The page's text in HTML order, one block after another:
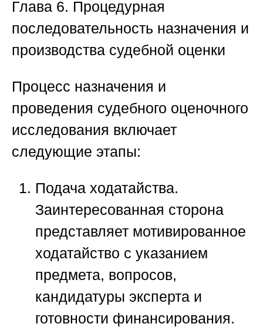
Глава 6. Процедурная
последовательность назначения и
производства судебной оценки
Процесс назначения и
проведения судебного оценочного
исследования включает
следующие этапы:
Подача ходатайства.
Заинтересованная сторона
представляет мотивированное
ходатайство с указанием
предмета, вопросов,
кандидатуры эксперта и
готовности финансирования.